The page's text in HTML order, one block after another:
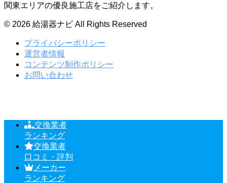
関東エリアの優良施工店をご紹介します。
©︎ 2026 給湯器ナビ All Rights Reserved
プライバシーポリシー
運営者情報
コンテンツ制作ポリシー
お問い合わせ
交換業者
ランキング
交換業者
口コミ・評判
メーカー
ランキング